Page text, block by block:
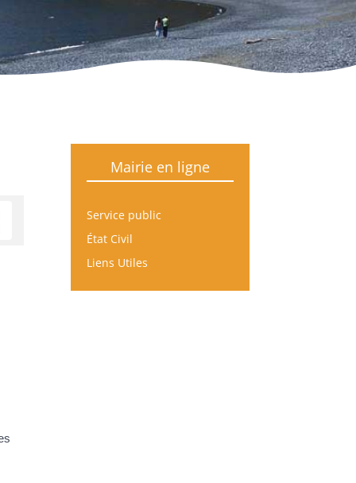
Mairie en ligne
Service public
État Civil
Liens Utiles